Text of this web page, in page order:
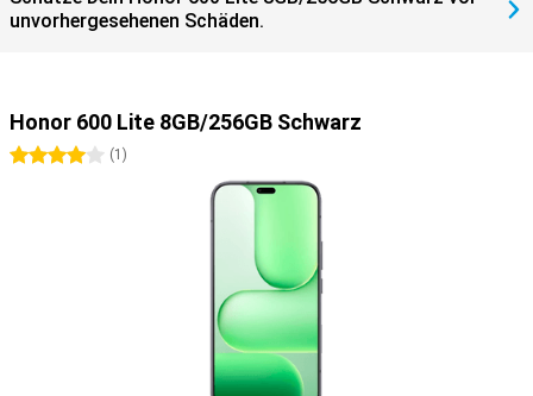
unvorhergesehenen Schäden.
Honor 600 Lite 8GB/256GB Schwarz
4 Sterne
(1 )